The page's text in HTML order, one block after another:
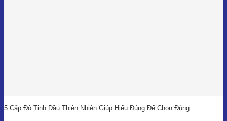
5 Cấp Độ Tinh Dầu Thiên Nhiên Giúp Hiểu Đúng Để Chọn Đúng